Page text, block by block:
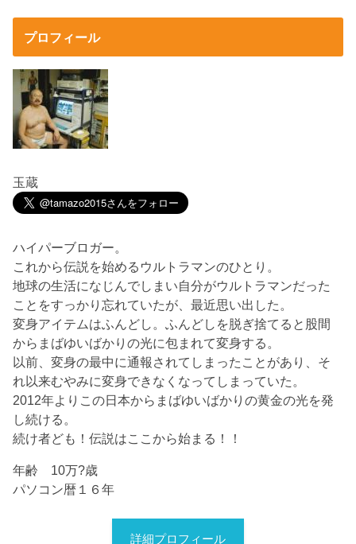
プロフィール
玉蔵
ハイパーブロガー。
これから伝説を始めるウルトラマンのひとり。
地球の生活になじんでしまい自分がウルトラマンだった
ことをすっかり忘れていたが、最近思い出した。
変身アイテムはふんどし。ふんどしを脱ぎ捨てると股間
からまばゆいばかりの光に包まれて変身する。
以前、変身の最中に通報されてしまったことがあり、そ
れ以来むやみに変身できなくなってしまっていた。
2012年よりこの日本からまばゆいばかりの黄金の光を発
し続ける。
続け者ども！伝説はここから始まる！！
年齢 10万?歳
パソコン暦１６年
詳細プロフィール